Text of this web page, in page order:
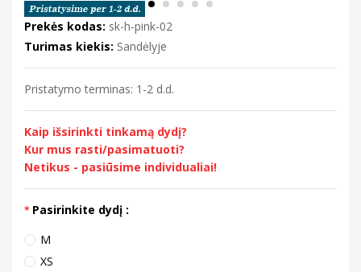
Prekės kodas: sk-h-pink-02
Turimas kiekis: Sandėlyje
Pristatymo terminas: 1-2 d.d.
Kaip išsirinkti tinkamą dydį?
Kur mus rasti/pasimatuoti?
Netikus - pasiūsime individualiai!
Pasirinkite dydį :
M
XS